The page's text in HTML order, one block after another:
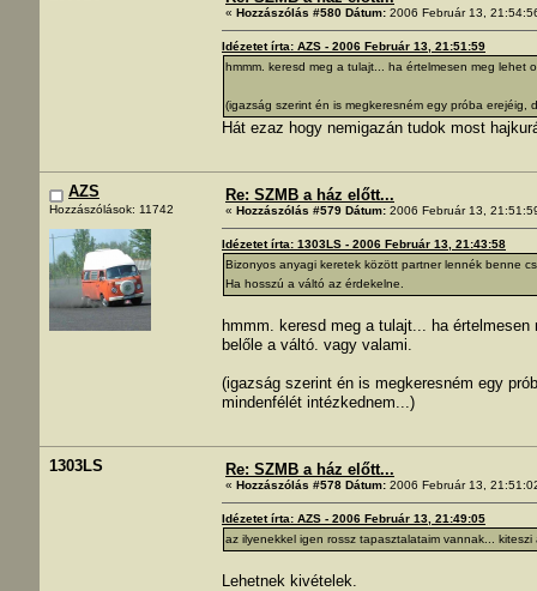
« Hozzászólás #580 Dátum: 2006 Február 13,
Idézetet írta: AZS - 2006 Február 13, 21:51:59
hmmm. keresd meg a tulajt... ha értelmesen meg lehet
(igazság szerint én is megkeresném egy próba
Hát ezaz hogy nemigazán tudok most
AZS
Hozzászólások: 11742
Re: SZMB a ház előtt...
« Hozzászólás #579 Dátum: 2006 Február 13,
Idézetet írta: 1303LS - 2006 Február 13, 21:43:58
Bizonyos anyagi keretek között partner lennék benne
Ha hosszú a váltó az érdekelne.
hmmm. keresd meg a tulajt... ha
belőle a váltó. vagy valami.
(igazság szerint én is megkeresném egy
mindenfélét intézkednem...)
1303LS Re: SZMB a ház előtt...
« Hozzászólás #578 Dátum: 2006 Február 13,
Idézetet írta: AZS - 2006 Február 13, 21:49:05
az ilyenekkel igen rossz tapasztalataim vannak...
Lehetnek kivételek.